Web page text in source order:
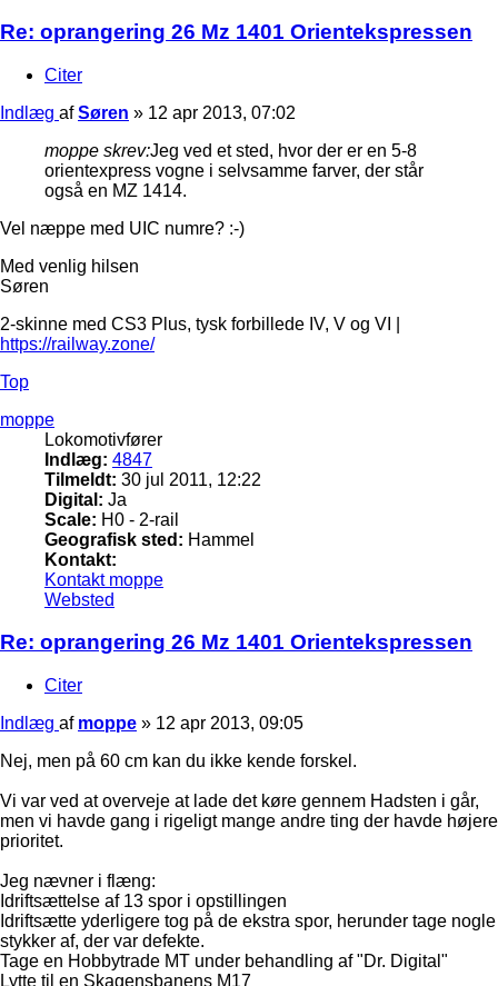
Re: oprangering 26 Mz 1401 Orientekspressen
Citer
Indlæg afSøren » 12 apr 2013, 07:02
moppe skrev:Jeg ved et sted, hvor der er en 5-8
orientexpress vogne i selvsamme farver, der står
også en MZ 1414.
Vel næppe med UIC numre? :-)
Med venlig hilsen
Søren
2-skinne med CS3 Plus, tysk forbillede IV, V og VI |
https://railway.zone/
Top
moppe
Lokomotivfører
Indlæg: 4847
Tilmeldt: 30 jul 2011, 12:22
Digital: Ja
Scale: H0 - 2-rail
Geografisk sted: Hammel
Kontakt:
Kontakt moppe
Websted
Re: oprangering 26 Mz 1401 Orientekspressen
Citer
Indlæg af moppe » 12 apr 2013, 09:05
Nej, men på 60 cm kan du ikke kende forskel.
Vi var ved at overveje at lade det køre gennem Hadsten i går,
men vi havde gang i rigeligt mange andre ting der havde højere
prioritet.
Jeg nævner i flæng:
Idriftsættelse af 13 spor i opstillingen
Idriftsætte yderligere tog på de ekstra spor, herunder tage nogle
stykker af, der var defekte.
Tage en Hobbytrade MT under behandling af "Dr. Digital"
Lytte til en Skagensbanens M17